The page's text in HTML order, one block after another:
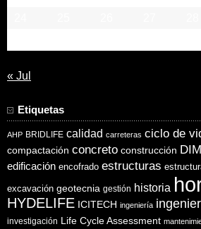
« Jul
Etiquetas
AHP BRIDLIFE calidad carreteras ciclo de
compactación concreto construcción
edificación encofrado estructuras
excavación geotecnia gestión historia
HYDELIFE ICITECH ingeniería
investigación Life Cycle Assessment